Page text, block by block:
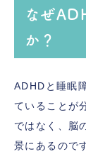
なぜ
か？
ADHDと睡眠
ていることが
ではなく、脳
景にあるので